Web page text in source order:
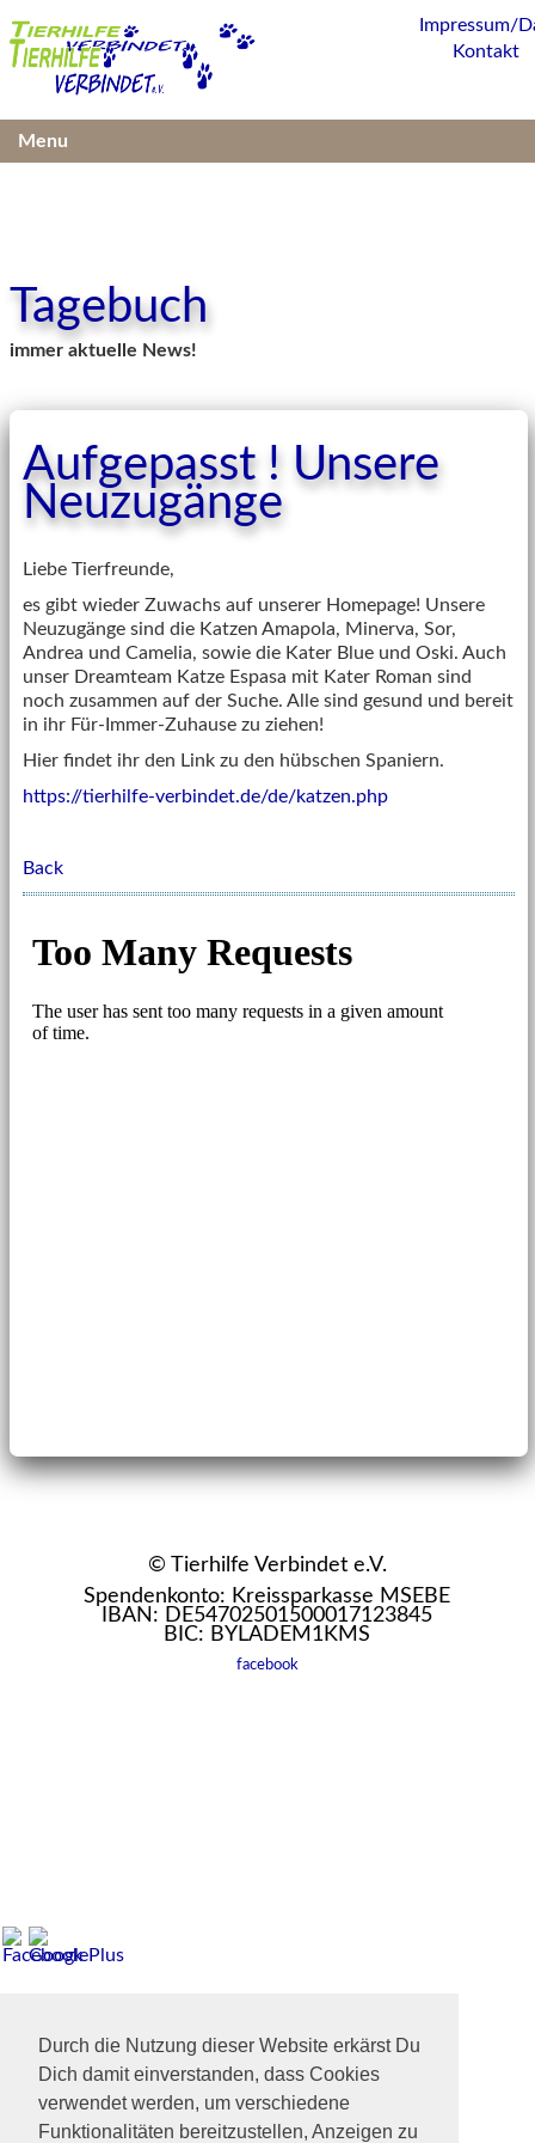
Durch die Nutzung dieser Website erkärst Du
Dich damit einverstanden, dass Cookies
verwendet werden, um verschiedene
Funktionalitäten bereitzustellen, Anzeigen zu
Tagebuch
immer aktuelle News!
Aufgepasst ! Unsere
Neuzugänge
Liebe Tierfreunde,
es gibt wieder Zuwachs auf unserer Homepage! Unsere
Neuzugänge sind die Katzen Amapola, Minerva, Sor,
Andrea und Camelia, sowie die Kater Blue und Oski. Auch
unser Dreamteam Katze Espasa mit Kater Roman sind
noch zusammen auf der Suche. Alle sind gesund und bereit
in ihr Für-Immer-Zuhause zu ziehen!
Hier findet ihr den Link zu den hübschen Spaniern.
https://tierhilfe-verbindet.de/de/katzen.php
Back
© Tierhilfe Verbindet e.V.
Spendenkonto: Kreissparkasse MSEBE
IBAN: DE54702501500017123845
BIC: BYLADEM1KMS
facebook
Impressum/
Kontakt
Menu